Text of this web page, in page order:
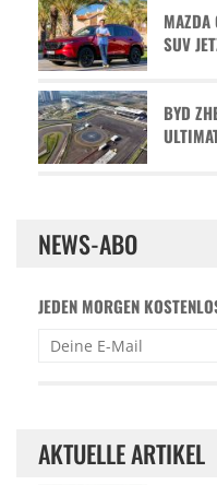
SUV
BYD
NEWS-ABO
JEDEN MORGEN
AKTUELLE ARTIKEL